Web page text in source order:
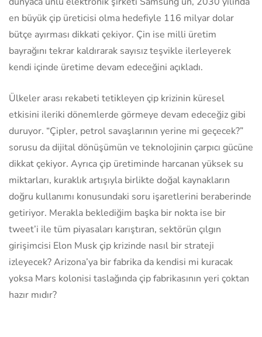
en büyük çip üreticisi olma hedefiyle 116 milyar dolar
bütçe ayırması dikkati çekiyor. Çin ise milli üretim
bayrağını tekrar kaldırarak sayısız teşvikle ilerleyerek
kendi içinde üretime devam edeceğini açıkladı.
Ülkeler arası rekabeti tetikleyen çip krizinin küresel
etkisini ileriki dönemlerde görmeye devam edeceğiz gibi
duruyor. “Çipler, petrol savaşlarının yerine mi geçecek?”
sorusu da dijital dönüşümün ve teknolojinin çarpıcı gücüne
dikkat çekiyor. Ayrıca çip üretiminde harcanan yüksek su
miktarları, kuraklık artışıyla birlikte doğal kaynakların
doğru kullanımı konusundaki soru işaretlerini beraberinde
getiriyor. Merakla beklediğim başka bir nokta ise bir
tweet’i ile tüm piyasaları karıştıran, sektörün çılgın
girişimcisi Elon Musk çip krizinde nasıl bir strateji
izleyecek? Arizona’ya bir fabrika da kendisi mi kuracak
yoksa Mars kolonisi taslağında çip fabrikasının yeri çoktan
hazır mıdır?